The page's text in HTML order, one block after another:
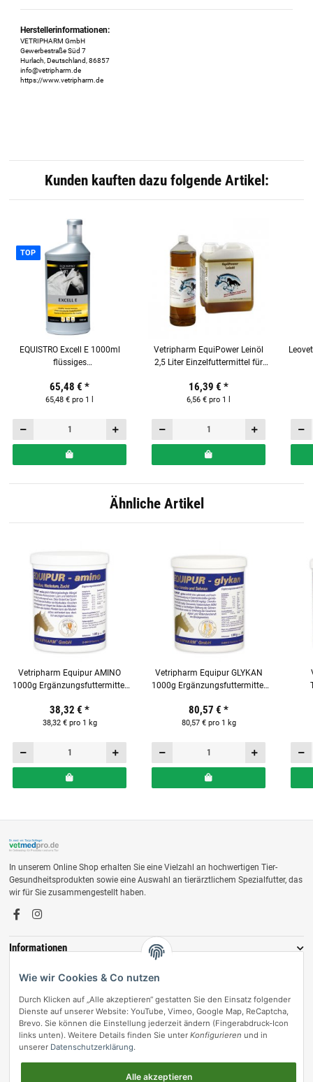
Herstellerinformationen:
VETRIPHARM GmbH
Gewerbestraße Süd 7
Hurlach, Deutschland, 86857
info@vetripharm.de
https://www.vetripharm.de
Kunden kauften dazu folgende Artikel:
TOP
EQUISTRO Excell E 1000ml
flüssiges
Pferde
65,48 € *
65,48 € pro 1 l
Vetripharm EquiPower Leinöl
2,5 Liter Einzelfuttermittel für
16,39 € *
6,56 € pro 1 l
Ähnliche Artikel
Vetripharm Equipur AMINO
1000g Ergänzungsfuttermittel
38,32 € *
38,32 € pro 1 kg
Vetripharm Equipur GLYKAN
1000g Ergänzungsfuttermittel
80,57 € *
80,57 € pro 1 kg
In unserem Online Shop erhalten Sie eine Vielzahl an hochwertigen Tier-
Gesundheitsprodukten sowie eine Auswahl an tierärztlichem Spezialfutter, das
wir für Sie zusammengestellt haben.
Informationen
Zahlungsmöglichkeiten
Wie wir Cookies & Co nutzen
Durch Klicken auf „Alle akzeptieren“ gestatten Sie den Einsatz folgender
Dienste auf unserer Website: YouTube, Vimeo, Google Map, ReCaptcha,
Brevo. Sie können die Einstellung jederzeit ändern (Fingerabdruck-Icon
links unten). Weitere Details finden Sie unter Konfigurieren und in
unserer Datenschutzerklärung.
Alle akzeptieren